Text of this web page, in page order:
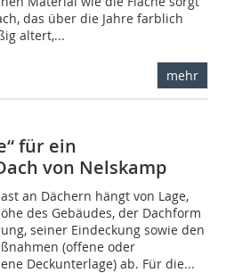
das über die Jahre farblich
altert,...
mehr
für ein
von Nelskamp
an Dächern hängt von Lage,
des Gebäudes, der Dachform
seiner Eindeckung sowie den
(offene oder
Deckunterlage) ab. Für die...